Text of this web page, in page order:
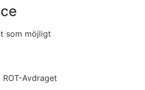
som möjligt
Avdraget